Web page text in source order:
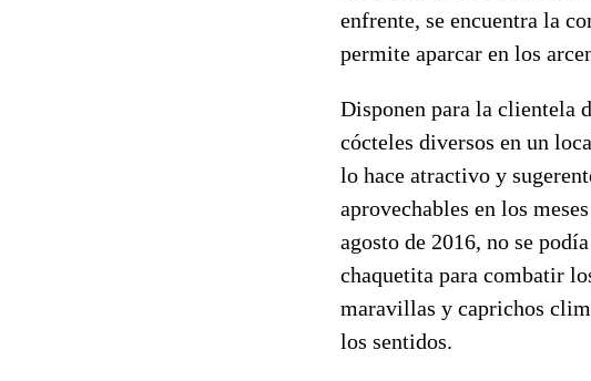
enfrente, se encuentra la
permite aparcar en los
Disponen para la clientela
cócteles diversos en un
lo hace atractivo y
aprovechables en los
agosto de 2016, no se
chaquetita para combatir
maravillas y caprichos
los sentidos.